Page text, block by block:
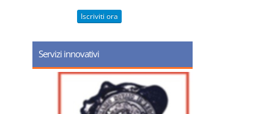
Iscriviti ora
Servizi innovativi